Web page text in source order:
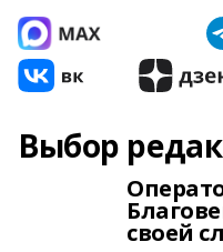
Выбор
своей